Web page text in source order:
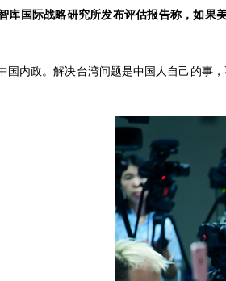
库国际战略研究所发布评估报告称，如
国内政。解决台湾问题是中国人自己的事